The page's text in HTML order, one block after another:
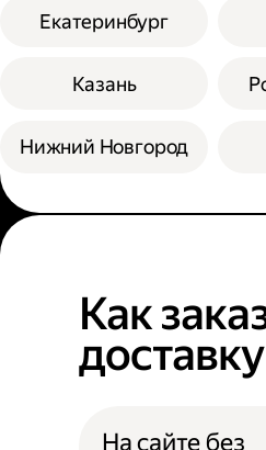
Екатеринбург
Казань
Нижний Новгород
Как
доставку
На сайте без